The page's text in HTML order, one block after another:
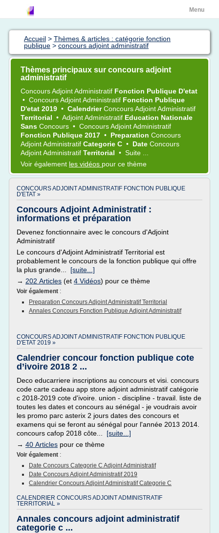
Menu
Accueil > Thèmes & articles : catégorie fonction
publique > concours adjoint administratif
Thèmes principaux sur concours adjoint
administratif
Concours Adjoint Administratif Fonction Publique D'etat
• Concours Adjoint Administratif Fonction Publique
D'etat 2019 • CalendrierConcours Adjoint Administratif
Territorial • Adjoint Administratif Education Nationale
Sans Concours • Concours Adjoint Administratif
Fonction Publique 2017 • Preparation Concours
Adjoint Administratif Categorie C • Date Concours
Adjoint Administratif Territorial • Suite ...
Voir également les vidéos pour ce thème
CONCOURS ADJOINT ADMINISTRATIF FONCTION PUBLIQUE
D'ETAT »
Concours Adjoint Administratif :
informations et préparation
Devenez fonctionnaire avec le concours d'Adjoint
Administratif
Le concours d'Adjoint Administratif Territorial est
probablement le concours de la fonction publique qui offre
la plus grande... [suite...]
→ 202 Articles (et 4 Vidéos) pour ce thème
Voir également :
Preparation Concours Adjoint Administratif Territorial
Annales Concours Fonction Publique Adjoint Administratif
CONCOURS ADJOINT ADMINISTRATIF FONCTION PUBLIQUE
D'ETAT 2019 »
Calendrier concour fonction publique cote
d’ivoire 2018 2 ...
Deco educarriere inscriptions au concours et visi. concours
code carte cadeau app store adjoint administratif catégorie
c 2018-2019 cote d'ivoire. union - discipline - travail. liste de
toutes les dates et concours au sénégal - je voudrais avoir
les promo parc asterix 2 jours dates des concours et
examens qui se feront au sénégal pour l'année 2013 2014.
concours cafop 2018 côte... [suite...]
→ 40 Articles pour ce thème
Voir également :
Date Concours Categorie C Adjoint Administratif
Date Concours Adjoint Administratif 2019
Calendrier Concours Adjoint Administratif Categorie C
CALENDRIER CONCOURS ADJOINT ADMINISTRATIF
TERRITORIAL »
Annales concours adjoint administratif
categorie c ...